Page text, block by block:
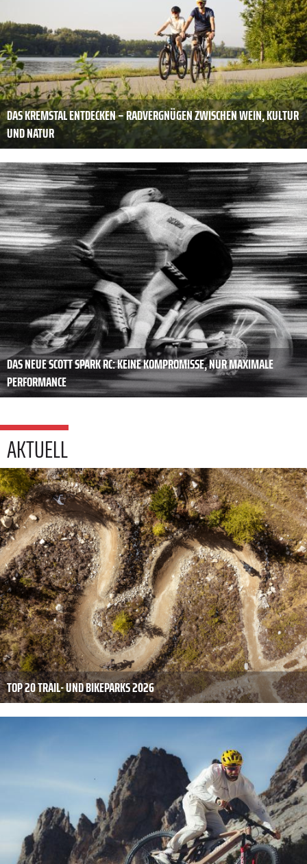
DAS KREMSTAL ENTDECKEN – RADVERGNÜGEN ZWISCHEN WEIN, KULTUR
UND NATUR
DAS NEUE SCOTT SPARK RC: KEINE KOMPROMISSE, NUR MAXIMALE
PERFORMANCE
AKTUELL
TOP 20 TRAIL- UND BIKEPARKS 2026